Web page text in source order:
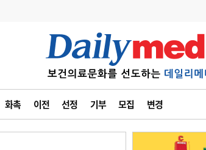
화촉 이전 선정 기부 모집 변경
6
관리급여 실시
지필공 지원책
사고
수첩